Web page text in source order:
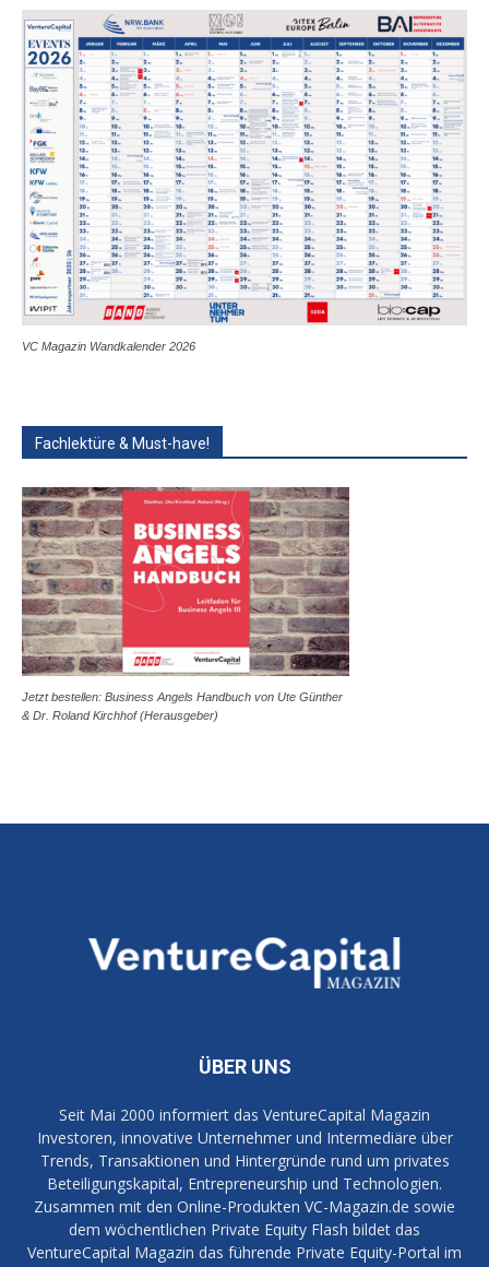
VC Magazin Wandkalender 2026
Fachlektüre & Must-have!
Jetzt bestellen: Business Angels Handbuch von Ute Günther
& Dr. Roland Kirchhof (Herausgeber)
ÜBER UNS
Seit Mai 2000 informiert das VentureCapital Magazin
Investoren, innovative Unternehmer und Intermediäre über
Trends, Transaktionen und Hintergründe rund um privates
Beteiligungskapital, Entrepreneurship und Technologien.
Zusammen mit den Online-Produkten VC-Magazin.de sowie
dem wöchentlichen Private Equity Flash bildet das
VentureCapital Magazin das führende Private Equity-Portal im